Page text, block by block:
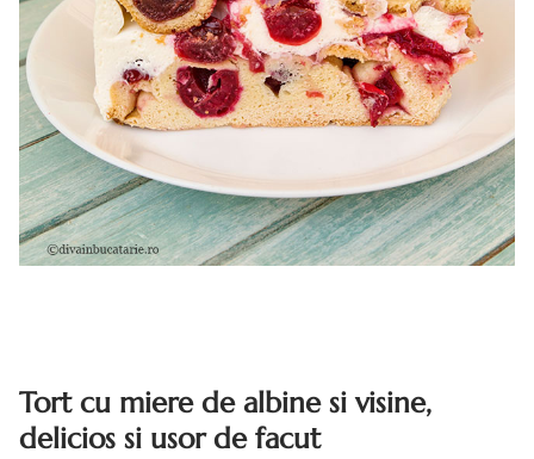
Tort cu miere de albine si visine,
delicios si usor de facut